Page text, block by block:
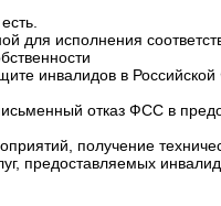
для исполнения
инвалидов в
отказ ФСС в
получение
предоставляемых